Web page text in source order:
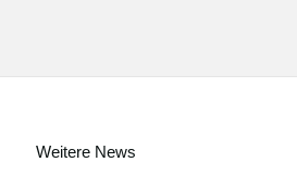
Weitere News